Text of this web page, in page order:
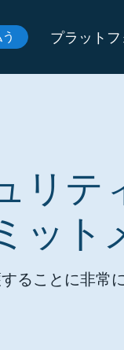
プラットフ
リテ
ット
ることに非常